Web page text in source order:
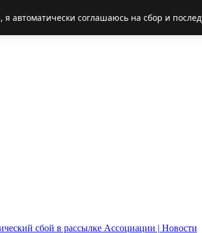
автоматически соглашаюсь на сбор и